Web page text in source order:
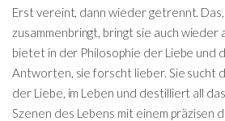
Erst vereint, dann wieder getrennt.
zusammenbringt, bringt sie auch wieder
bietet in der Philosophie der Liebe und
Antworten, sie forscht lieber. Sie sucht
der Liebe, im Leben und destilliert all
Szenen des Lebens mit einem präzisen